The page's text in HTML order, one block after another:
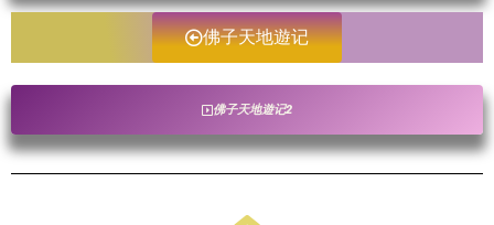
佛子天地遊记
佛子天地遊记2